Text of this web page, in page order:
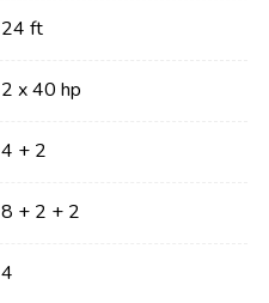
24 ft
2 x 40 hp
4 + 2
8 + 2 + 2
4